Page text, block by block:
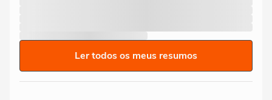
Ler todos os meus resumos